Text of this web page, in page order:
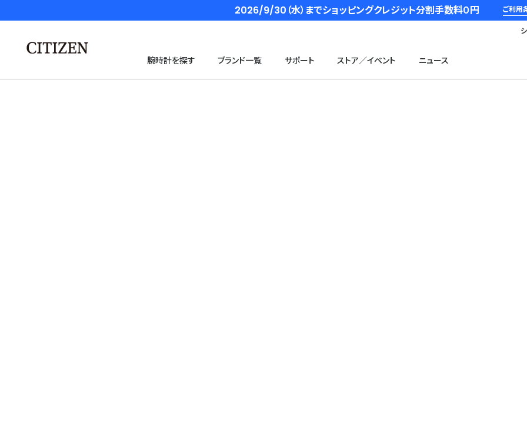
2026/9/30（水）までショッピングクレジット分割手数料０円 ご利用
腕時計を探す ブランド一覧 サポート ストア／イベント ニュース